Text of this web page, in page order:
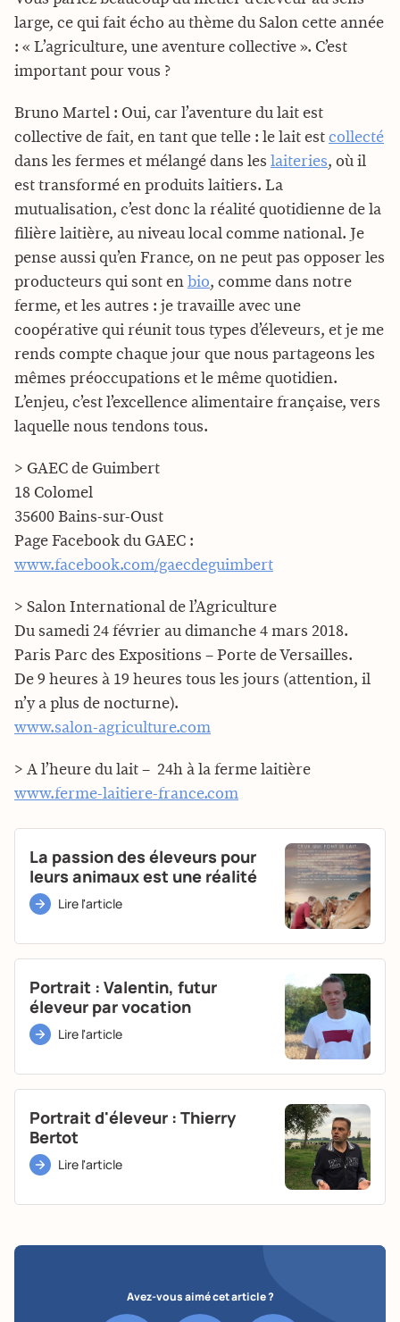
large, ce qui fait écho au thème du Salon cette année
: « L’agriculture, une aventure collective ». C’est
important pour vous ?
Bruno Martel : Oui, car l’aventure du lait est
collective de fait, en tant que telle : le lait est collecté
dans les fermes et mélangé dans les laiteries, où il
est transformé en produits laitiers. La
mutualisation, c’est donc la réalité quotidienne de la
filière laitière, au niveau local comme national. Je
pense aussi qu’en France, on ne peut pas opposer les
producteurs qui sont en bio, comme dans notre
ferme, et les autres : je travaille avec une
coopérative qui réunit tous types d’éleveurs, et je me
rends compte chaque jour que nous partageons les
mêmes préoccupations et le même quotidien.
L’enjeu, c’est l’excellence alimentaire française, vers
laquelle nous tendons tous.
> GAEC de Guimbert
18 Colomel
35600 Bains-sur-Oust
Page Facebook du GAEC :
www.facebook.com/gaecdeguimbert
> Salon International de l’Agriculture
Du samedi 24 février au dimanche 4 mars 2018.
Paris Parc des Expositions – Porte de Versailles.
De 9 heures à 19 heures tous les jours (attention, il
n’y a plus de nocturne).
www.salon-agriculture.com
> A l’heure du lait – 24h à la ferme laitière
www.ferme-laitiere-france.com
La passion des éleveurs pour
leurs animaux est une réalité
Lire l'article
Portrait : Valentin, futur
éleveur par vocation
Lire l'article
Portrait d'éleveur : Thierry
Bertot
Lire l'article
Avez-vous aimé cet article ?